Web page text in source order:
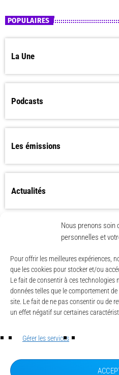
Nous prenons soin
personnelles et
Pour offrir les meilleures expériences,
que les cookies pour stocker et/ou
Le fait de consentir à ces technologies
données telles que le comportement
site. Le fait de ne pas consentir ou de
un effet négatif sur certaines
Gérer les services
POPULAIRES
La Une
Podcasts
Les émissions
Actualités
Les Worlds Apart
© CAESE - 2024/2026
LA UNE
ACTUALITÉS